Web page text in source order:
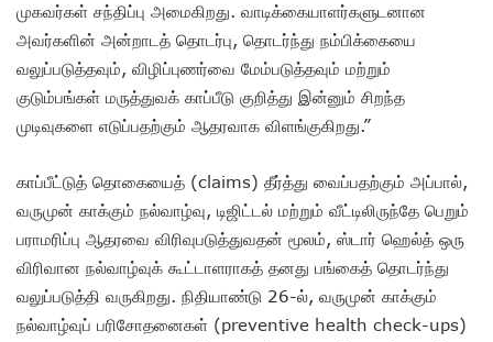
முகவர்கள் சந்திப்பு அமைகிறது. வாடிக்கையாளர்களுடனான
அவர்களின் அன்றாடத் தொடர்பு, தொடர்ந்து நம்பிக்கையை
வலுப்படுத்தவும், விழிப்புணர்வை மேம்படுத்தவும் மற்றும்
குடும்பங்கள் மருத்துவக் காப்பீடு குறித்து இன்னும் சிறந்த
முடிவுகளை எடுப்பதற்கும் ஆதரவாக விளங்குகிறது.”
காப்பீட்டுத் தொகையைத் (claims) தீர்த்து வைப்பதற்கும் அப்பால்,
வருமுன் காக்கும் நல்வாழ்வு, டிஜிட்டல் மற்றும் வீட்டிலிருந்தே பெறும்
பராமரிப்பு ஆதரவை விரிவுபடுத்துவதன் மூலம், ஸ்டார் ஹெல்த் ஒரு
விரிவான நல்வாழ்வுக் கூட்டாளராகத் தனது பங்கைத் தொடர்ந்து
வலுப்படுத்தி வருகிறது. நிதியாண்டு 26-ல், வருமுன் காக்கும்
நல்வாழ்வுப் பரிசோதனைகள் (preventive health check-ups)